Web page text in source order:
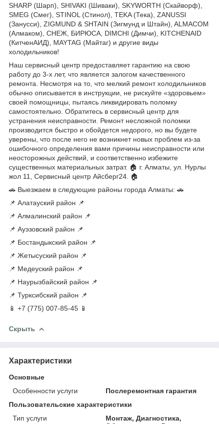
SHARP (Шарп), SHIVAKI (Шиваки), SKYWORTH (Скайворф),
SMEG (Смег), STINOL (Стинол), TEKA (Тека), ZANUSSI
(Занусси), ZIGMUND & SHTAIN (Зигмунд и Штайн), ALMACOM
(Алмаком), СНЕЖ, БИРЮСА, DIMCHI (Димчи), KITCHENAID
(КитченАИД), MAYTAG (Майтаг) и другие виды
холодильников!
Наш сервисный центр предоставляет гарантию на свою
работу до 3-х лет, что является залогом качественного
ремонта. Несмотря на то, что мелкий ремонт холодильников
обычно описывается в инструкции, не рискуйте «здоровьем»
своей помощницы, пытаясь ликвидировать поломку
самостоятельно. Обратитесь в сервисный центр для
устранения неисправности. Ремонт несложной поломки
производится быстро и обойдется недорого, но вы будете
уверены, что после него не возникнет новых проблем из-за
ошибочного определения вами причины неисправности или
неосторожных действий, и соответственно избежите
существенных материальных затрат. 🏠 г. Алматы, ул. Нурлы
жол 11, Сервисный центр Айсберг24. 🏠
🚗 Выезжаем в следующие районы города Алматы: 🚗
📌 Алатауский район 📌
📌 Алмалинский район 📌
📌 Ауэзовский район 📌
📌 Бостандыкский район 📌
📌 Жетысуский район 📌
📌 Медеуский район 📌
📌 Наурызбайский район 📌
📌 Турксибский район 📌
📱 +7 (775) 007-85-45 📱
Скрыть
Характеристики
Основные
Особенности услуги
Послеремонтная гарантия
Пользовательские характеристики
Тип услуги
Монтаж, Диагностика,